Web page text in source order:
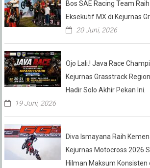
Bos SAE Racing Team
Eksekutif MX di Kejurnas
20 Juni, 2026
Ojo Lali.! Java Race
Kejurnas Grasstrack
Hadir Solo Akhir Pekan Ini.
19 Juni, 2026
Diva Ismayana Raih
Kejurnas Motocross 2026
Hilman Maksum Konsisten